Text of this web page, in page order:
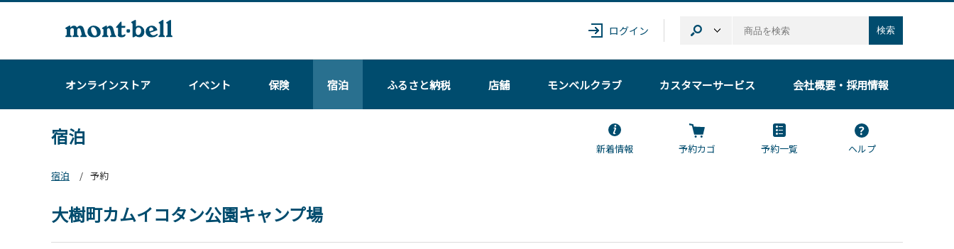
ログイン 検索
オンラインストア イベント 保険 宿泊 ふるさと納税 店舗 モンベルクラブ カスタマーサービス 会社概要・採用情報
宿泊
新着情報 予約カゴ 予約一覧
ヘルプ
宿泊
予約
大樹町カムイコタン公園キャンプ場